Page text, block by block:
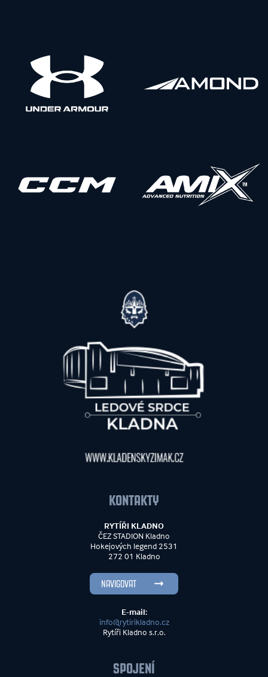
KONTAKTY
RYTÍŘI KLADNO
ČEZ STADION Kladno
Hokejových legend 2531
272 01 Kladno
NAVIGOVAT
E-mail:
info@rytirikladno.cz
Rytíři Kladno s.r.o.
SPOJENÍ